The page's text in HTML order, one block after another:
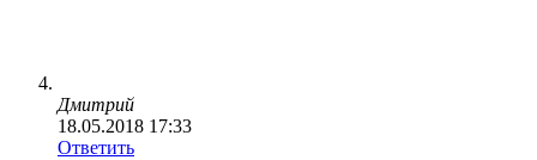
Дмитрий
18.05.2018 17:33
Ответить